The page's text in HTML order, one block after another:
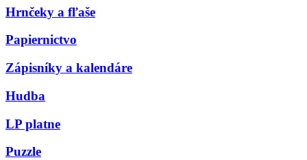
Hrnčeky a fľaše
Papiernictvo
Zápisníky a kalendáre
Hudba
LP platne
Puzzle